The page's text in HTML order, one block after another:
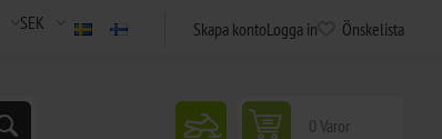
Skapa kontoLogga in Önskelista
snowmobile 0 Varor